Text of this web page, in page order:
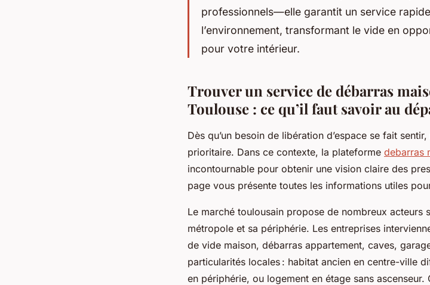
professionnels—elle garantit un service
l’environnement, transformant le vide en
pour votre intérieur.
Trouver un service de débarras
Toulouse : ce qu’il faut savoir au
Dès qu’un besoin de libération d’espace se fait
prioritaire. Dans ce contexte, la plateforme debarras
incontournable pour obtenir une vision claire des
page vous présente toutes les informations utiles
Le marché toulousain propose de nombreux acteurs
métropole et sa périphérie. Les entreprises
de vide maison, débarras appartement, caves,
particularités locales : habitat ancien en centre-ville
en périphérie, ou logement en étage sans